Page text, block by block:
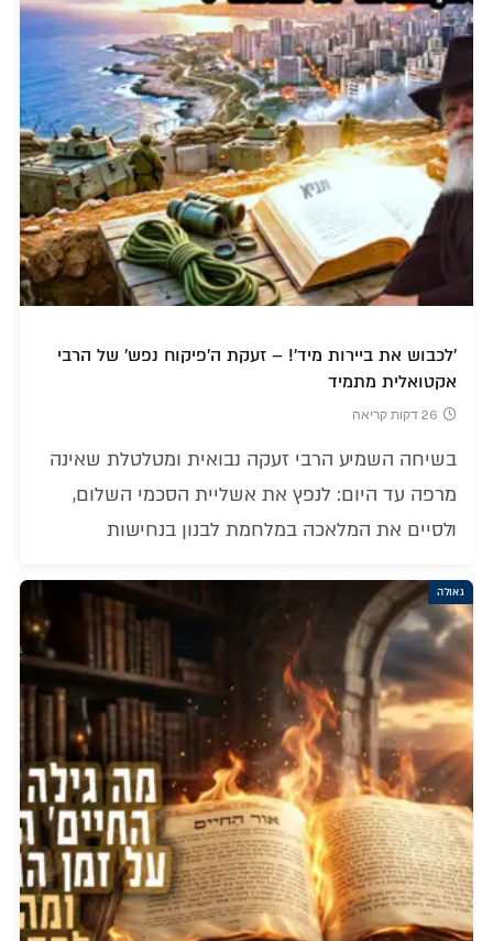
'לכבוש את ביירות מיד'! – זעקת ה'פיקוח נפש' של הרבי
אקטואלית מתמיד
26 דקות קריאה
בשיחה השמיע הרבי זעקה נבואית ומטלטלת שאינה
מרפה עד היום: לנפץ את אשליית הסכמי השלום,
ולסיים את המלאכה במלחמת לבנון בנחישות
גאולה